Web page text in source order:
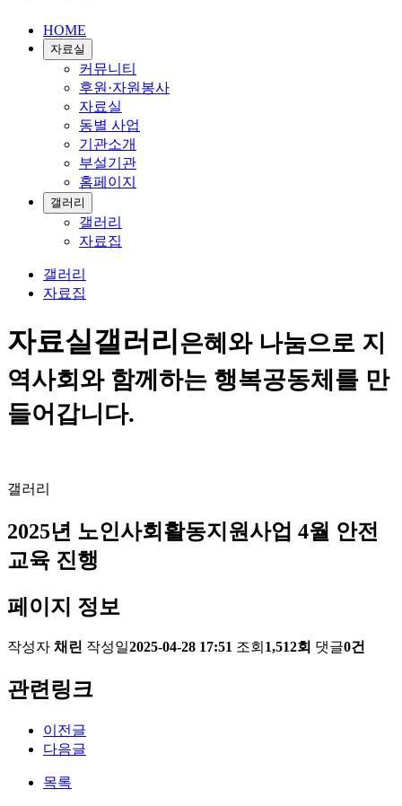
HOME
자료실
커뮤니티
후원·자원봉사
자료실
동별 사업
기관소개
부설기관
홈페이지
갤러리
갤러리
자료집
갤러리
자료집
자료실갤러리은혜와 나눔으로 지
역사회와 함께하는 행복공동체를 만
들어갑니다.
갤러리
2025년 노인사회활동지원사업 4월 안전
교육 진행
페이지 정보
작성자 채린 작성일2025-04-28 17:51 조회 1,512회 댓글0건
관련링크
이전글
다음글
목록